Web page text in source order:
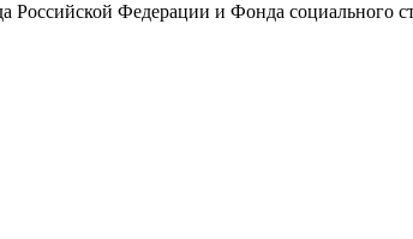
Российской Федерации и Фонда социального